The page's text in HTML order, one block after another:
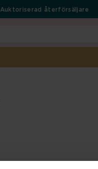
Auktoriserad återförsäljare